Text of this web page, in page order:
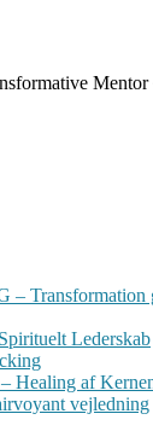
Mentor
– Transformation
Lederskab
Healing af
vejledning